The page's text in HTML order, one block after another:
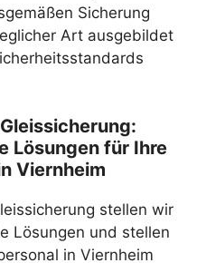
Sicherung
Art ausgebildet
Lösungen für Ihre
Viernheim
stellen wir
Lösungen und stellen
in Viernheim